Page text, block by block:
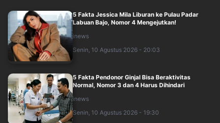
5 Fakta Jessica Mila Liburan ke Pulau Padar
Labuan Bajo, Nomor 4 Mengejutkan!
inews
Senin, 10 Agustus 2026 - 20:03
5 Fakta Pendonor Ginjal Bisa Beraktivitas
Normal, Nomor 3 dan 4 Harus Dihindari
inews
Senin, 10 Agustus 2026 - 19:30